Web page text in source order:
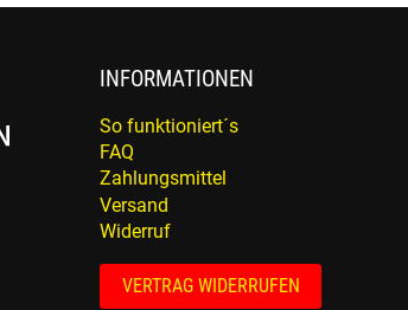
INFORMATIONEN
So funktioniert´s
FAQ
Zahlungsmittel
Versand
Widerruf
VERTRAG WIDERRUFEN